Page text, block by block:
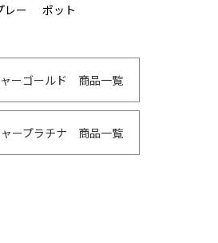
レー
ポット
ーゴールド 商品一覧
ープラチナ 商品一覧